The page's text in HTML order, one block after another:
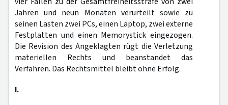
Jahren und neun Monaten verurteilt sowie zu
seinen Lasten zwei PCs, einen Laptop, zwei externe
Festplatten und einen Memorystick eingezogen.
Die Revision des Angeklagten rügt die Verletzung
materiellen Rechts und beanstandet das
Verfahren. Das Rechtsmittel bleibt ohne Erfolg.
I.